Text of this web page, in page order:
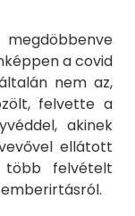
a covid
nem az,
felvette a
akinek
ellátott
több felvételt